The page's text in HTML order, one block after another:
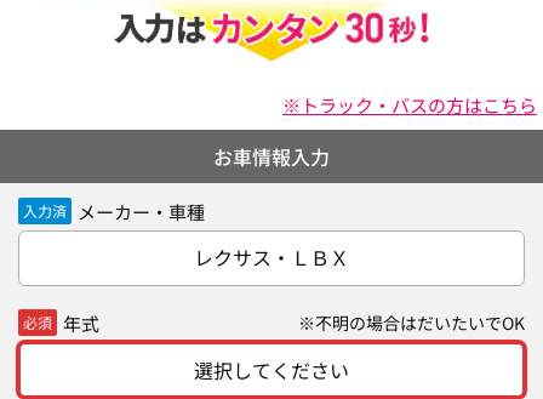
※トラック・バスの方はこちら
お車情報入力
入力済 メーカー・車種
レクサス・ＬＢＸ
必須 年式 ※不明の場合はだいたいでOK
選択してください